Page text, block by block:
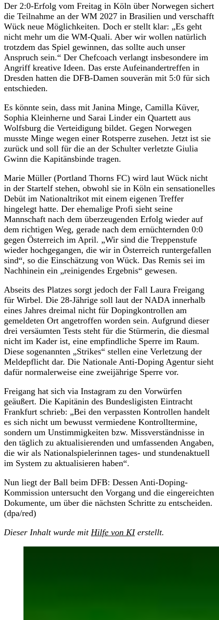
Der 2:0-Erfolg vom Freitag in Köln über Norwegen sichert
die Teilnahme an der WM 2027 in Brasilien und verschafft
Wück neue Möglichkeiten. Doch er stellt klar: „Es geht
nicht mehr um die WM-Quali. Aber wir wollen natürlich
trotzdem das Spiel gewinnen, das sollte auch unser
Anspruch sein.“ Der Chefcoach verlangt insbesondere im
Angriff kreative Ideen. Das erste Aufeinandertreffen in
Dresden hatten die DFB-Damen souverän mit 5:0 für sich
entschieden.
Es könnte sein, dass mit Janina Minge, Camilla Küver,
Sophia Kleinherne und Sarai Linder ein Quartett aus
Wolfsburg die Verteidigung bildet. Gegen Norwegen
musste Minge wegen einer Rotsperre zusehen. Jetzt ist sie
zurück und soll für die an der Schulter verletzte Giulia
Gwinn die Kapitänsbinde tragen.
Marie Müller (Portland Thorns FC) wird laut Wück nicht
in der Startelf stehen, obwohl sie in Köln ein sensationelles
Debüt im Nationaltrikot mit einem eigenen Treffer
hingelegt hatte. Der ehemalige Profi sieht seine
Mannschaft nach dem überzeugenden Erfolg wieder auf
dem richtigen Weg, gerade nach dem ernüchternden 0:0
gegen Österreich im April. „Wir sind die Treppenstufe
wieder hochgegangen, die wir in Österreich runtergefallen
sind“, so die Einschätzung von Wück. Das Remis sei im
Nachhinein ein „reinigendes Ergebnis“ gewesen.
Abseits des Platzes sorgt jedoch der Fall Laura Freigang
für Wirbel. Die 28-Jährige soll laut der NADA innerhalb
eines Jahres dreimal nicht für Dopingkontrollen am
gemeldeten Ort angetroffen worden sein. Aufgrund dieser
drei versäumten Tests steht für die Stürmerin, die diesmal
nicht im Kader ist, eine empfindliche Sperre im Raum.
Diese sogenannten „Strikes“ stellen eine Verletzung der
Meldepflicht dar. Die Nationale Anti-Doping Agentur sieht
dafür normalerweise eine zweijährige Sperre vor.
Freigang hat sich via Instagram zu den Vorwürfen
geäußert. Die Kapitänin des Bundesligisten Eintracht
Frankfurt schrieb: „Bei den verpassten Kontrollen handelt
es sich nicht um bewusst vermiedene Kontrolltermine,
sondern um Unstimmigkeiten bzw. Missverständnisse in
den täglich zu aktualisierenden und umfassenden Angaben,
die wir als Nationalspielerinnen tages- und stundenaktuell
im System zu aktualisieren haben“.
Nun liegt der Ball beim DFB: Dessen Anti-Doping-
Kommission untersucht den Vorgang und die eingereichten
Dokumente, um über die nächsten Schritte zu entscheiden.
(dpa/red)
Dieser Inhalt wurde mit Hilfe von KIerstellt.